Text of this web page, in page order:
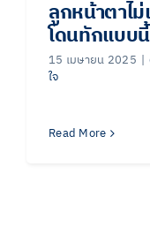
ลูกหน้าตาไ
โดนทักแบบ
15 เมษายน 2025 |
ใจ
Read More